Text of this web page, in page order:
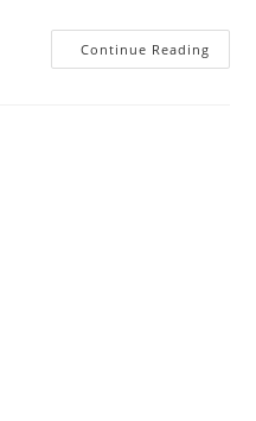
Continue Readingامتحانات
جهوية